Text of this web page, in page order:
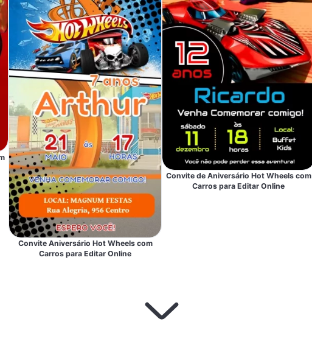
Convite Aniversário Hot Wheels com
Carros para Editar Online
Convite de Aniversário Hot Wheels com
Carros para Editar Online